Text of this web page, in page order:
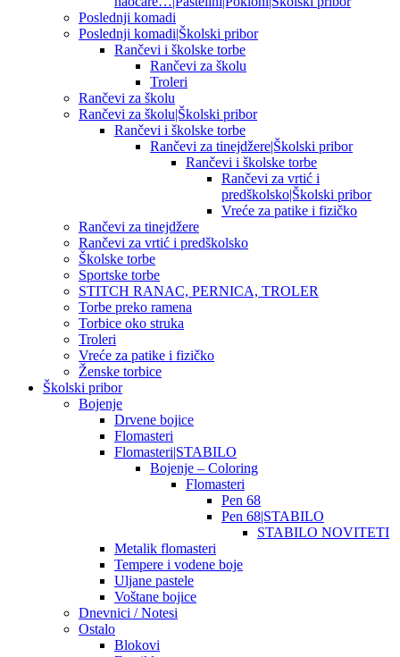
Poslednji komadi
Poslednji komadi|Školski pribor
Rančevi i školske torbe
Rančevi za školu
Troleri
Rančevi za školu
Rančevi za školu|Školski pribor
Rančevi i školske torbe
Rančevi za tinejdžere|Školski pribor
Rančevi i školske torbe
Rančevi za vrtić i
predškolsko|Školski pribor
Vreće za patike i fizičko
Rančevi za tinejdžere
Rančevi za vrtić i predškolsko
Školske torbe
Sportske torbe
STITCH RANAC, PERNICA, TROLER
Torbe preko ramena
Torbice oko struka
Troleri
Vreće za patike i fizičko
Ženske torbice
Školski pribor
Bojenje
Drvene bojice
Flomasteri
Flomasteri|STABILO
Bojenje – Coloring
Flomasteri
Pen 68
Pen 68|STABILO
STABILO NOVITETI
Metalik flomasteri
Tempere i vodene boje
Uljane pastele
Voštane bojice
Dnevnici / Notesi
Ostalo
Blokovi